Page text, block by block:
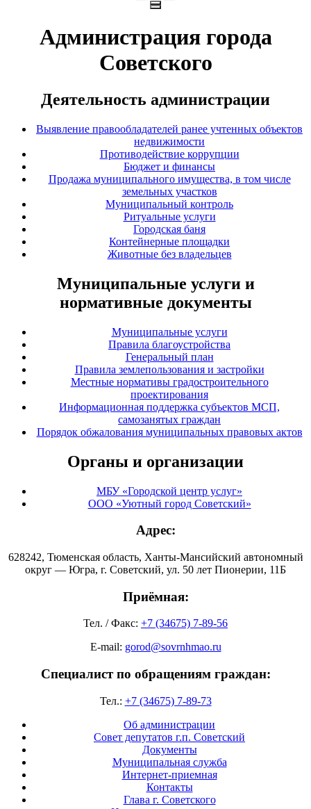
Администрация города
Советского
Деятельность администрации
Выявление правообладателей ранее учтенных объектов
недвижимости
Противодействие коррупции
Бюджет и финансы
Продажа муниципального имущества, в том числе
земельных участков
Муниципальный контроль
Ритуальные услуги
Городская баня
Контейнерные площадки
Животные без владельцев
Муниципальные услуги и
нормативные документы
Муниципальные услуги
Правила благоустройства
Генеральный план
Правила землепользования и застройки
Местные нормативы градостроительного
проектирования
Информационная поддержка субъектов МСП,
самозанятых граждан
Порядок обжалования муниципальных правовых актов
Органы и организации
МБУ «Городской центр услуг»
ООО «Уютный город Советский»
Адрес:
628242, Тюменская область, Ханты-Мансийский автономный
округ — Югра, г. Советский, ул. 50 лет Пионерии, 11Б
Приёмная:
Тел. / Факс: +7 (34675) 7-89-56
E-mail: gorod@sovrnhmao.ru
Специалист по обращениям граждан:
Тел.: +7 (34675) 7-89-73
Об администрации
Совет депутатов г.п. Советский
Документы
Муниципальная служба
Интернет-приемная
Контакты
Глава г. Советского